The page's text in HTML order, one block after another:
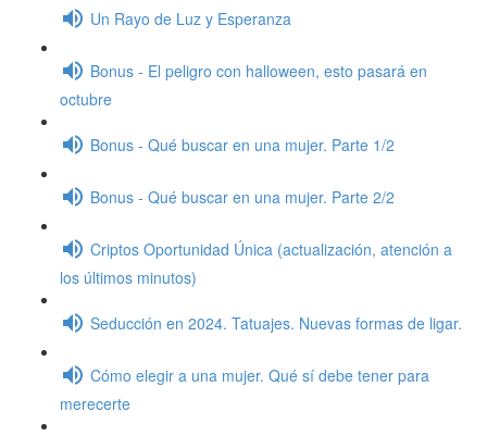
Un Rayo de Luz y Esperanza
Bonus - El peligro con halloween, esto pasará en
octubre
Bonus - Qué buscar en una mujer. Parte 1/2
Bonus - Qué buscar en una mujer. Parte 2/2
Criptos Oportunidad Única (actualización, atención a
los últimos minutos)
Seducción en 2024. Tatuajes. Nuevas formas de ligar.
Cómo elegir a una mujer. Qué sí debe tener para
merecerte